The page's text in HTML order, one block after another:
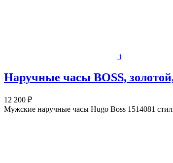
i
Наручные часы BOSS,
12 200 ₽
Мужские наручные часы Hugo Boss 1514081